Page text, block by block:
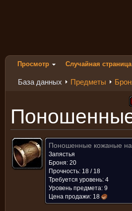
Просмотр Случайная страница
База данных Предметы
Поношенные кожаные
Запястья
Броня: 20
Прочность: 18 / 18
Требуется уровень: 4
Уровень предмета: 9
Цена продажи: 18